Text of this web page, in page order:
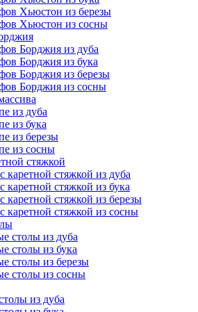
Хьюстон из березы
Хьюстон из сосны
Борджия из дуба
Борджия из бука
Борджия из березы
Борджия из сосны
из дуба
из бука
из березы
из сосны
стяжкой
каретной стяжкой из дуба
каретной стяжкой из бука
каретной стяжкой из березы
каретной стяжкой из сосны
столы из дуба
столы из бука
столы из березы
столы из сосны
из дуба